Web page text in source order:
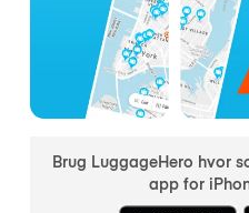
Brug LuggageHero hvor
app for